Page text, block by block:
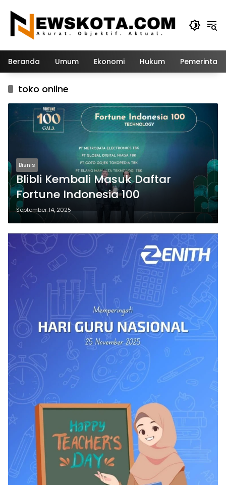
konten
Beranda Umum Ekonomi Hukum
toko online
Bisnis
Blibli Kembali Masuk Daftar
Fortune Indonesia 100
September 14, 2025